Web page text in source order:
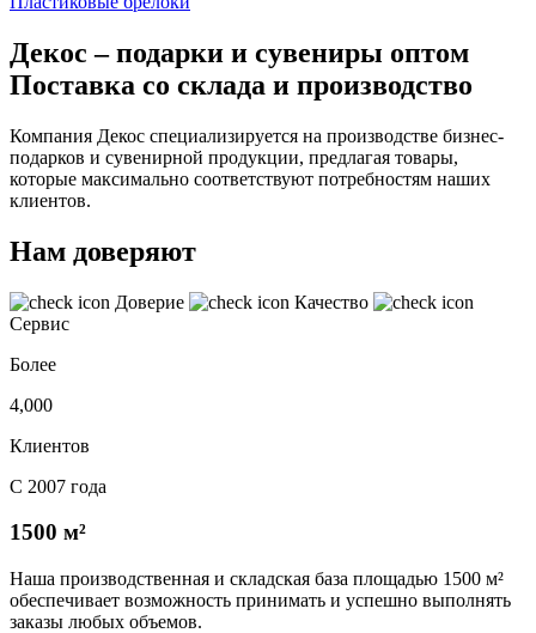
Декос – подарки и сувениры оптом
Поставка со склада и производство
Компания Декос специализируется на производстве бизнес-
подарков и сувенирной продукции, предлагая товары,
которые максимально соответствуют потребностям наших
клиентов.
Нам доверяют
Доверие
Качество
Сервис
Более
4,000
Клиентов
С 2007 года
1500 м²
Наша производственная и складская база площадью 1500 м²
обеспечивает возможность принимать и успешно выполнять
заказы любых объемов.